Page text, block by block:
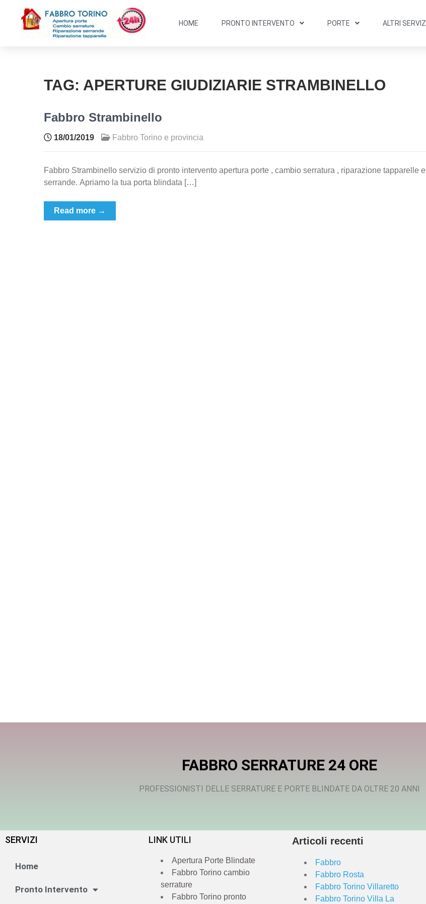
HOME PRONTO INTERVENTO PORTE ALTRI SERVIZI
TAG: APERTURE GIUDIZIARIE STRAMBINELLO
Fabbro Strambinello
18/01/2019 Fabbro Torino e provincia
Fabbro Strambinello servizio di pronto intervento apertura porte , cambio serratura , riparazione tapparelle e
serrande. Apriamo la tua porta blindata […]
Read more →
FABBRO SERRATURE 24 ORE
PROFESSIONISTI DELLE SERRATURE E PORTE BLINDATE DA OLTRE 20 ANNI
SERVIZI
Home
Pronto Intervento
LINK UTILI
Apertura Porte Blindate
Fabbro Torino cambio
serrature
Fabbro Torino pronto
Articoli recenti
Fabbro
Fabbro Rosta
Fabbro Torino Villaretto
Fabbro Torino Villa La